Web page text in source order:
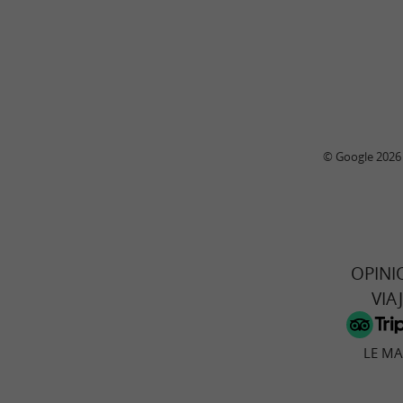
© Google 2026
LE